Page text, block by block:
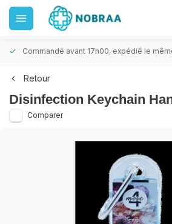
Commandé avant 17h00, expédié le
Retour
Disinfection Keychain
Comparer